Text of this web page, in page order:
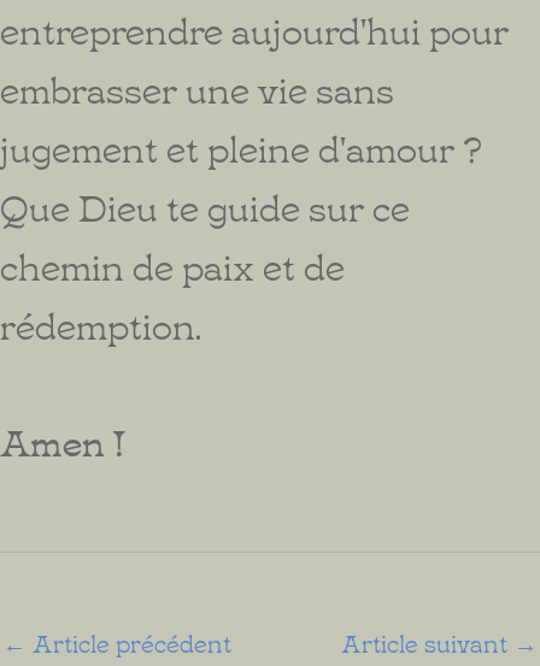
entreprendre aujourd'hui pour
embrasser une vie sans
jugement et pleine d'amour ?
Que Dieu te guide sur ce
chemin de paix et de
rédemption.
Amen !
← Article précédent Article suivant →